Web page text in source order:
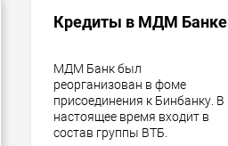
Кредиты в МДМ Банке
МДМ Банк был
реорганизован в фоме
присоединения к Бинбанку. В
настоящее время входит в
состав группы ВТБ.